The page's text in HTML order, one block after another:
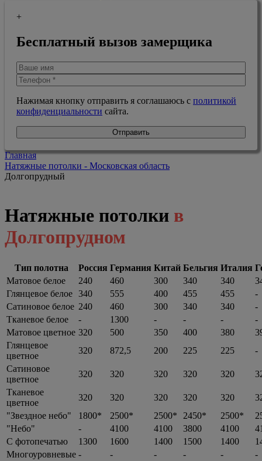
+
Бесплатный вызов замерщика
Нажимая кнопку отправить я соглашаюсь с политикой
конфиденциальности сайта.
Отправить
Главная
Натяжные потолки - Московская область
Долгопрудный
Натяжные потолки в
Долгопрудном
Тип полотна Россия Германия Китай Бельгия Италия
Матовое белое
240 460 300 340 340
Глянцевое белое 340 555 400 455 455
-
Сатиновое белое 240 460 300 340 340
-
Тканевое белое
- 1300 - - -
-
Матовое цветное 320 500 350 400 380
Глянцевое
цветное
320 872,5 200 225 225
-
Сатиновое
цветное
320 320 320 320 320
Тканевое
цветное
320 320 320 320 320
"Звездное небо"
1800* 2500* 2500* 2450* 2500*
"Небо"
- 4100 4100 3800 4100
С фотопечатью
1300 1600 1400 1500 1400
Многоуровневые - - - - -
-